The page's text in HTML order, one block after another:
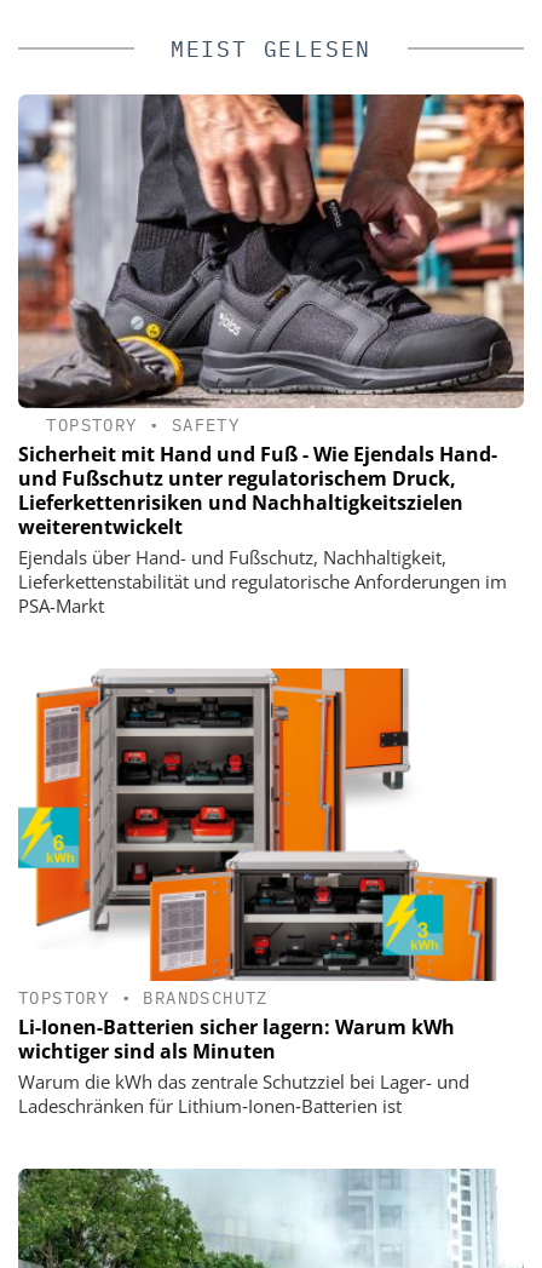
MEIST GELESEN
TOPSTORY • SAFETY
Sicherheit mit Hand und Fuß - Wie Ejendals Hand-
und Fußschutz unter regulatorischem Druck,
Lieferkettenrisiken und Nachhaltigkeitszielen
weiterentwickelt
Ejendals über Hand- und Fußschutz, Nachhaltigkeit,
Lieferkettenstabilität und regulatorische Anforderungen im
PSA-Markt
TOPSTORY • BRANDSCHUTZ
Li-Ionen-Batterien sicher lagern: Warum kWh
wichtiger sind als Minuten
Warum die kWh das zentrale Schutzziel bei Lager- und
Ladeschränken für Lithium‑Ionen‑Batterien ist